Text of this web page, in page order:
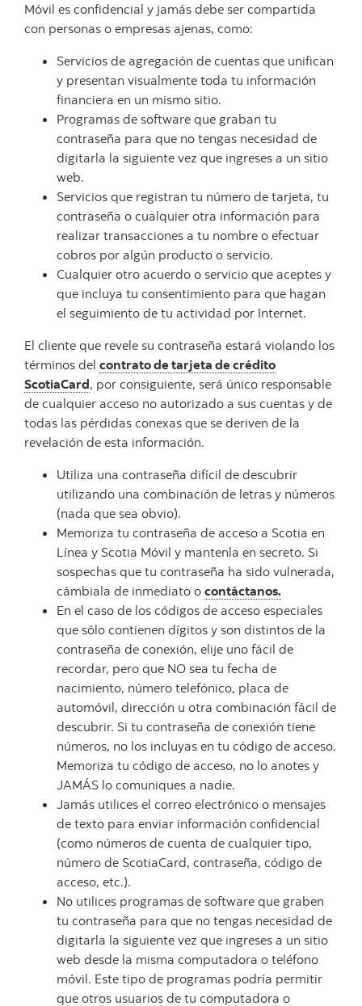
Móvil es confidencial y jamás debe ser compartida
con personas o empresas ajenas, como:
Servicios de agregación de cuentas que unifican
y presentan visualmente toda tu información
financiera en un mismo sitio.
Programas de software que graban tu
contraseña para que no tengas necesidad de
digitarla la siguiente vez que ingreses a un sitio
web.
Servicios que registran tu número de tarjeta, tu
contraseña o cualquier otra información para
realizar transacciones a tu nombre o efectuar
cobros por algún producto o servicio.
Cualquier otro acuerdo o servicio que aceptes y
que incluya tu consentimiento para que hagan
el seguimiento de tu actividad por Internet.
El cliente que revele su contraseña estará violando los
términos del contrato de tarjeta de crédito
ScotiaCard, por consiguiente, será único responsable
de cualquier acceso no autorizado a sus cuentas y de
todas las pérdidas conexas que se deriven de la
revelación de esta información.
Utiliza una contraseña difícil de descubrir
utilizando una combinación de letras y números
(nada que sea obvio).
Memoriza tu contraseña de acceso a Scotia en
Línea y Scotia Móvil y mantenla en secreto. Si
sospechas que tu contraseña ha sido vulnerada,
cámbiala de inmediato o contáctanos.
En el caso de los códigos de acceso especiales
que sólo contienen dígitos y son distintos de la
contraseña de conexión, elije uno fácil de
recordar, pero que NO sea tu fecha de
nacimiento, número telefónico, placa de
automóvil, dirección u otra combinación fácil de
descubrir. Si tu contraseña de conexión tiene
números, no los incluyas en tu código de acceso.
Memoriza tu código de acceso, no lo anotes y
JAMÁS lo comuniques a nadie.
Jamás utilices el correo electrónico o mensajes
de texto para enviar información confidencial
(como números de cuenta de cualquier tipo,
número de ScotiaCard, contraseña, código de
acceso, etc.).
No utilices programas de software que graben
tu contraseña para que no tengas necesidad de
digitarla la siguiente vez que ingreses a un sitio
web desde la misma computadora o teléfono
móvil. Este tipo de programas podría permitir
que otros usuarios de tu computadora o